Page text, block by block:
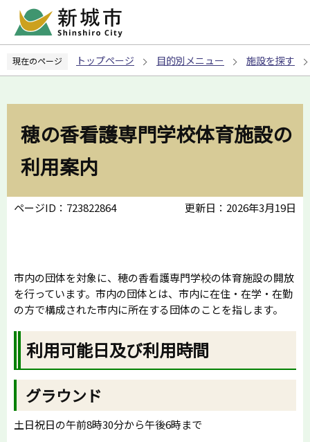
ペ
の
現在のページ トップページ 目的別メニュー 施設を探す
穂の香看護専門学校体育施設の
利用案内
ページID：723822864 更新日：2026年3月19日
市内の団体を対象に、穂の香看護専門学校の体育施設の開放
を行っています。市内の団体とは、市内に在住・在学・在勤
の方で構成された市内に所在する団体のことを指します。
利用可能日及び利用時間
グラウンド
土日祝日の午前8時30分から午後6時まで